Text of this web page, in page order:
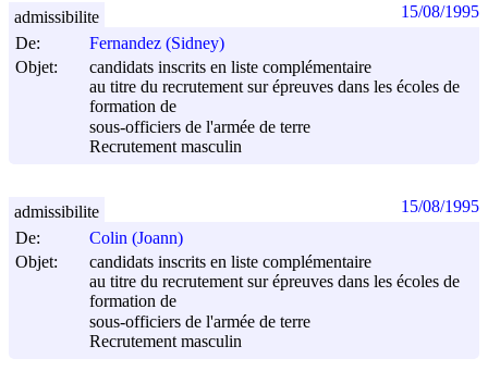
De:
Fernandez (Sidney)
Objet:
candidats inscrits en liste complémentaire
au titre du recrutement sur épreuves dans les écoles de
formation de
sous-officiers de l'armée de terre
Recrutement masculin
admissibilite 15/08/1995
De:
Colin (Joann)
Objet:
candidats inscrits en liste complémentaire
au titre du recrutement sur épreuves dans les écoles de
formation de
sous-officiers de l'armée de terre
Recrutement masculin
admissibilite 15/08/1995